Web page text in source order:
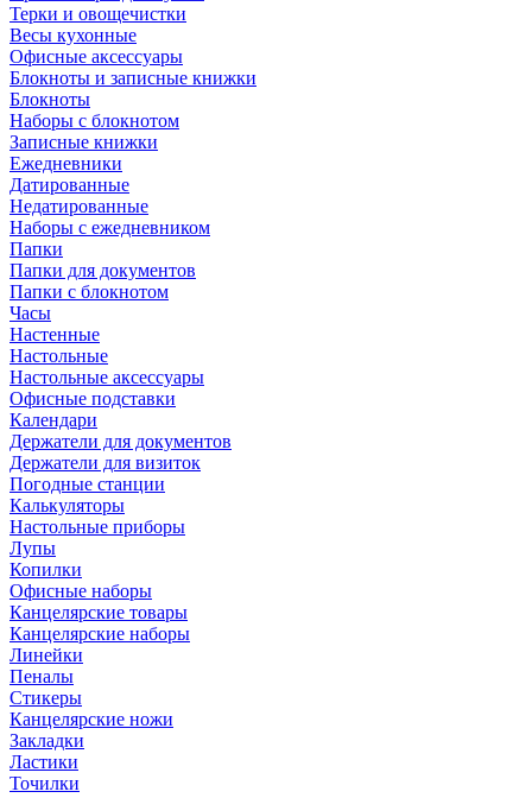
Терки и овощечистки
Весы кухонные
Офисные аксессуары
Блокноты и записные книжки
Блокноты
Наборы с блокнотом
Записные книжки
Ежедневники
Датированные
Недатированные
Наборы с ежедневником
Папки
Папки для документов
Папки с блокнотом
Часы
Настенные
Настольные
Настольные аксессуары
Офисные подставки
Календари
Держатели для документов
Держатели для визиток
Погодные станции
Калькуляторы
Настольные приборы
Лупы
Копилки
Офисные наборы
Канцелярские товары
Канцелярские наборы
Линейки
Пеналы
Стикеры
Канцелярские ножи
Закладки
Ластики
Точилки